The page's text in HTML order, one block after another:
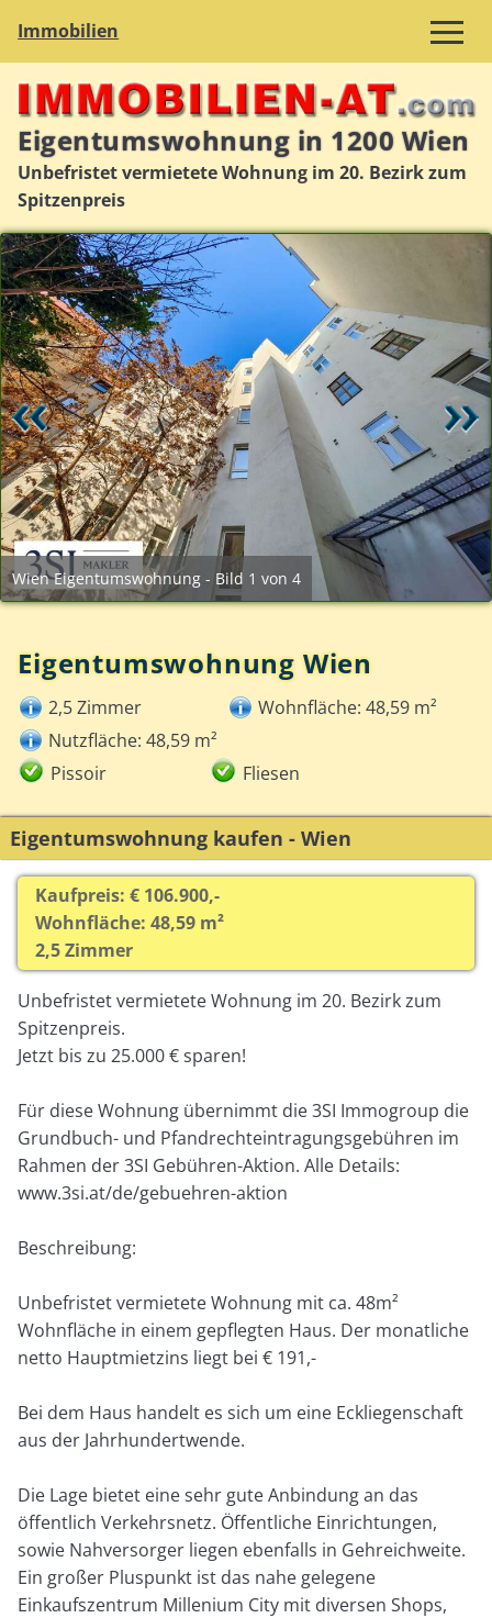
Immobilien
Eigentumswohnung in 1200 Wien
Unbefristet vermietete Wohnung im 20. Bezirk zum
Spitzenpreis
Wien Eigentumswohnung - Bild 1 von 4
Eigentumswohnung Wien
2,5 Zimmer
Wohnfläche: 48,59 m²
Nutzfläche: 48,59 m²
Pissoir
Fliesen
Eigentumswohnung kaufen - Wien
Kaufpreis: € 106.900,-
Wohnfläche: 48,59 m²
2,5 Zimmer
Unbefristet vermietete Wohnung im 20. Bezirk zum
Spitzenpreis.
Jetzt bis zu 25.000 € sparen!
Für diese Wohnung übernimmt die 3SI Immogroup die
Grundbuch- und Pfandrechteintragungsgebühren im
Rahmen der 3SI Gebühren-Aktion. Alle Details:
www.3si.at/de/gebuehren-aktion
Beschreibung:
Unbefristet vermietete Wohnung mit ca. 48m²
Wohnfläche in einem gepflegten Haus. Der monatliche
netto Hauptmietzins liegt bei € 191,-
Bei dem Haus handelt es sich um eine Eckliegenschaft
aus der Jahrhundertwende.
Die Lage bietet eine sehr gute Anbindung an das
öffentlich Verkehrsnetz. Öffentliche Einrichtungen,
sowie Nahversorger liegen ebenfalls in Gehreichweite.
Ein großer Pluspunkt ist das nahe gelegene
Einkaufszentrum Millenium City mit diversen Shops,